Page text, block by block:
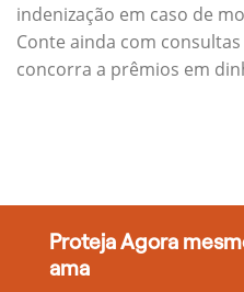
indenização em caso de
Conte ainda com
concorra a prêmios em
Proteja Agora
ama